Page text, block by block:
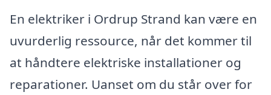
En elektriker i Ordrup Strand kan være en
uvurderlig ressource, når det kommer til
at håndtere elektriske installationer og
reparationer. Uanset om du står over for